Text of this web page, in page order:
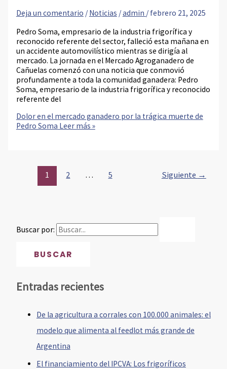
Deja un comentario / Noticias /admin / febrero 21, 2025
Pedro Soma, empresario de la industria frigorífica y
reconocido referente del sector, falleció esta mañana en
un accidente automovilístico mientras se dirigía al
mercado. La jornada en el Mercado Agroganadero de
Cañuelas comenzó con una noticia que conmovió
profundamente a toda la comunidad ganadera: Pedro
Soma, empresario de la industria frigorífica y reconocido
referente del
Dolor en el mercado ganadero por la trágica muerte de
Pedro Soma Leer más »
1 2 … 5 Siguiente →
Buscar por:
Entradas recientes
De la agricultura a corrales con 100.000 animales: el
modelo que alimenta al feedlot más grande de
Argentina
El financiamiento del IPCVA: Los frigoríficos